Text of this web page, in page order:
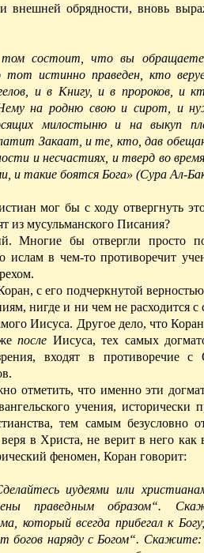
внешней обрядности, вновь
том состоит, что вы
тот истинно праведен, кто
и в Книгу, и в пророков, и
на родню свою и сирот, и
мило­стыню и на выкуп
Закаат , и те, кто, дав
и несчастиях, и тверд во
, и такие боятся Бога» (Сура Ал-
мог бы с ходу отвергнуть
из мусульманского Писания?
Многие бы отвергли просто
ислам в чем-то противоречит
с его подчеркнутой
нигде и ни чем не расходится
Иисуса. Другое дело, что
после Иисуса, тех самых
входят в противоречие с
отметить, что именно эти
учения, исторически
тем самым безусловно
в Христа, не верит в него как
феномен, Коран говорит:
иудеями или
праведным образом“.
который всегда прибегал к
богов наряду с Богом“.